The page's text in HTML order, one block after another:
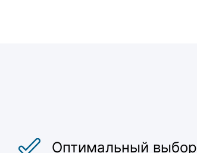
Оптимальный выбор